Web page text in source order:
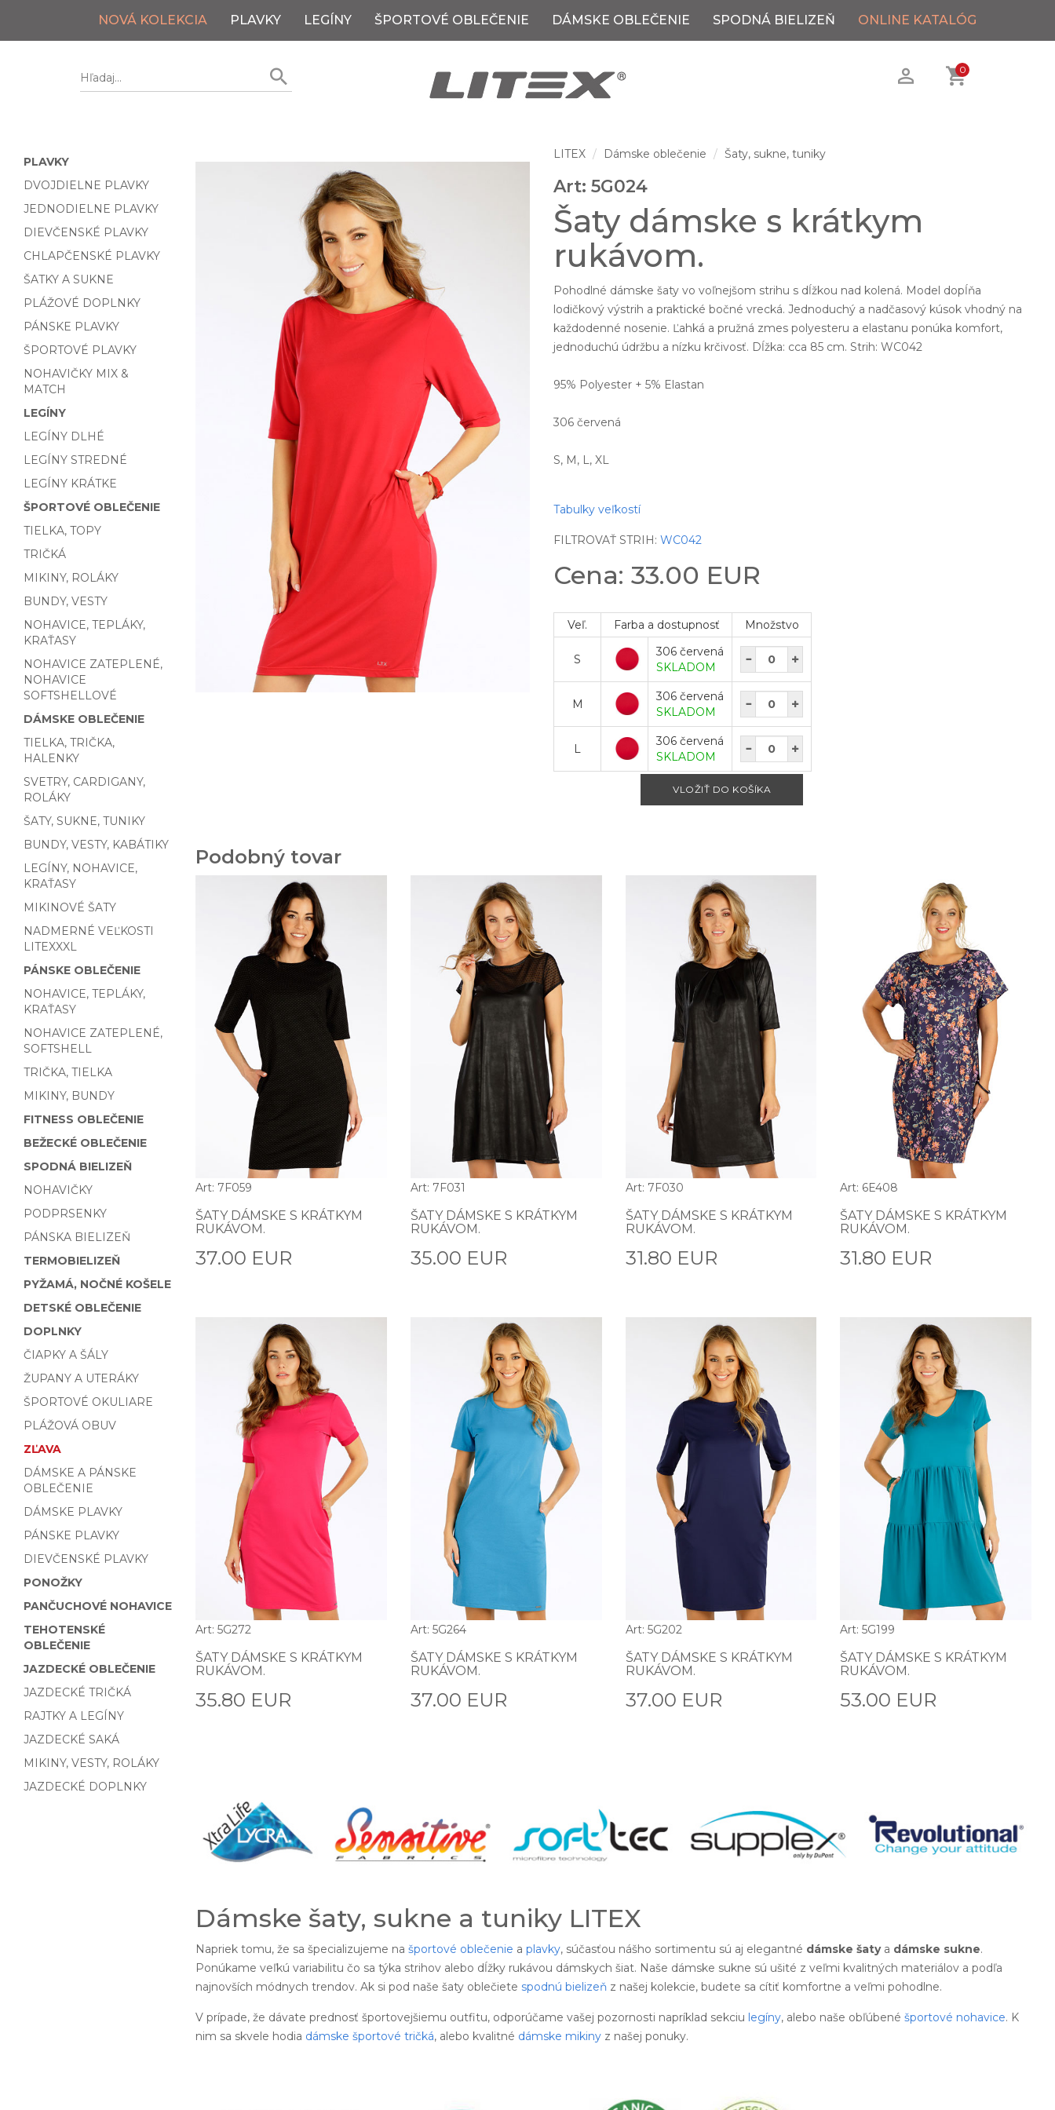
NOVÁ KOLEKCIA PLAVKY LEGÍNY ŠPORTOVÉ OBLEČENIE DÁMSKE OBLEČENIE SPODNÁ BIELIZEŇ ONLINE KATALÓG
0
PLAVKY
DVOJDIELNE PLAVKY
JEDNODIELNE PLAVKY
DIEVČENSKÉ PLAVKY
CHLAPČENSKÉ PLAVKY
ŠATKY A SUKNE
PLÁŽOVÉ DOPLNKY
PÁNSKE PLAVKY
ŠPORTOVÉ PLAVKY
NOHAVIČKY MIX &
MATCH
LEGÍNY
LEGÍNY DLHÉ
LEGÍNY STREDNÉ
LEGÍNY KRÁTKE
ŠPORTOVÉ OBLEČENIE
TIELKA, TOPY
TRIČKÁ
MIKINY, ROLÁKY
BUNDY, VESTY
NOHAVICE, TEPLÁKY,
KRAŤASY
NOHAVICE ZATEPLENÉ,
NOHAVICE
SOFTSHELLOVÉ
DÁMSKE OBLEČENIE
TIELKA, TRIČKA,
HALENKY
SVETRY, CARDIGANY,
ROLÁKY
ŠATY, SUKNE, TUNIKY
BUNDY, VESTY, KABÁTIKY
LEGÍNY, NOHAVICE,
KRAŤASY
MIKINOVÉ ŠATY
NADMERNÉ VEĽKOSTI
LITEXXXL
PÁNSKE OBLEČENIE
NOHAVICE, TEPLÁKY,
KRAŤASY
NOHAVICE ZATEPLENÉ,
SOFTSHELL
TRIČKA, TIELKA
MIKINY, BUNDY
FITNESS OBLEČENIE
BEŽECKÉ OBLEČENIE
SPODNÁ BIELIZEŇ
NOHAVIČKY
PODPRSENKY
PÁNSKA BIELIZEŇ
TERMOBIELIZEŇ
PYŽAMÁ, NOČNÉ KOŠELE
DETSKÉ OBLEČENIE
DOPLNKY
ČIAPKY A ŠÁLY
ŽUPANY A UTERÁKY
ŠPORTOVÉ OKULIARE
PLÁŽOVÁ OBUV
ZĽAVA
DÁMSKE A PÁNSKE
OBLEČENIE
DÁMSKE PLAVKY
PÁNSKE PLAVKY
DIEVČENSKÉ PLAVKY
PONOŽKY
PANČUCHOVÉ NOHAVICE
TEHOTENSKÉ
OBLEČENIE
JAZDECKÉ OBLEČENIE
JAZDECKÉ TRIČKÁ
RAJTKY A LEGÍNY
JAZDECKÉ SAKÁ
MIKINY, VESTY, ROLÁKY
JAZDECKÉ DOPLNKY
LITEX Dámske oblečenie Šaty, sukne, tuniky
Art: 5G024
Šaty dámske s krátkym
rukávom.
Pohodlné dámske šaty vo voľnejšom strihu s dĺžkou nad kolená. Model dopĺňa
lodičkový výstrih a praktické bočné vrecká. Jednoduchý a nadčasový kúsok vhodný na
každodenné nosenie. Ľahká a pružná zmes polyesteru a elastanu ponúka komfort,
jednoduchú údržbu a nízku krčivosť. Dĺžka: cca 85 cm. Strih: WC042
95% Polyester + 5% Elastan
306 červená
S, M, L, XL
Tabulky veľkostí
FILTROVAŤ STRIH:WC042
Cena: 33.00 EUR
Veľ. Farba a dostupnosť Množstvo
S
306 červená
SKLADOM
M
306 červená
SKLADOM
L
306 červená
SKLADOM
Podobný tovar
Art: 7F059
ŠATY DÁMSKE S KRÁTKYM
RUKÁVOM.
37.00 EUR
Art: 7F031
ŠATY DÁMSKE S KRÁTKYM
RUKÁVOM.
35.00 EUR
Art: 7F030
ŠATY DÁMSKE S KRÁTKYM
RUKÁVOM.
31.80 EUR
Art: 6E408
ŠATY DÁMSKE S KRÁTKYM
RUKÁVOM.
31.80 EUR
Art: 5G272
ŠATY DÁMSKE S KRÁTKYM
RUKÁVOM.
35.80 EUR
Art: 5G264
ŠATY DÁMSKE S KRÁTKYM
RUKÁVOM.
37.00 EUR
Art: 5G202
ŠATY DÁMSKE S KRÁTKYM
RUKÁVOM.
37.00 EUR
Art: 5G199
ŠATY DÁMSKE S KRÁTKYM
RUKÁVOM.
53.00 EUR
Dámske šaty, sukne a tuniky LITEX
Napriek tomu, že sa špecializujeme na športové oblečenie a plavky, súčasťou nášho sortimentu sú aj elegantné dámske šatya dámske sukne.
Ponúkame veľkú variabilitu čo sa týka strihov alebo dĺžky rukávou dámskych šiat. Naše dámske sukne sú ušité z veľmi kvalitných materiálov a podľa
najnovších módnych trendov. Ak si pod naše šaty oblečiete spodnú bielizeň z našej kolekcie, budete sa cítiť komfortne a veľmi pohodlne.
V prípade, že dávate prednosť športovejšiemu outfitu, odporúčame vašej pozornosti napríklad sekciu legíny, alebo naše obľúbené športové nohavice. K
nim sa skvele hodia dámske športové tričká, alebo kvalitné dámske mikiny z našej ponuky.